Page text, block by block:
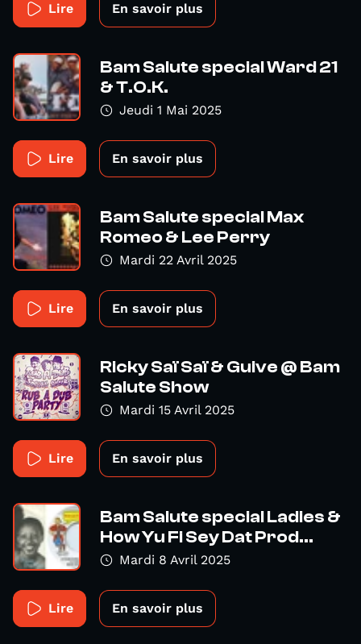
Lire En savoir plus
Bam Salute special Ward 21
& T.O.K.
Jeudi 1 Mai 2025
Lire En savoir plus
Bam Salute special Max
Romeo & Lee Perry
Mardi 22 Avril 2025
Lire En savoir plus
Ricky Saï Saï & Guive @ Bam
Salute Show
Mardi 15 Avril 2025
Lire En savoir plus
Bam Salute special Ladies &
How Yu Fi Sey Dat Prod...
Mardi 8 Avril 2025
Lire En savoir plus